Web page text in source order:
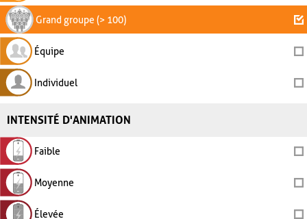
Grand groupe (> 100)
Équipe
Individuel
INTENSITÉ D'ANIMATION
Faible
Moyenne
Élevée